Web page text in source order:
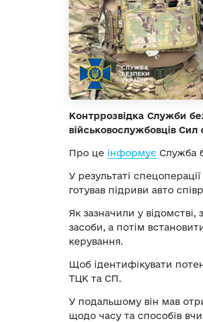
Контррозвідка Служби
військовослужбовців
Про це інформує Служба
У результаті
готував підриви авто
Як зазначили у відомстві,
засоби, а потім
керування.
Щоб ідентифікувати
ТЦК та СП.
У подальшому він мав
щодо часу та способів